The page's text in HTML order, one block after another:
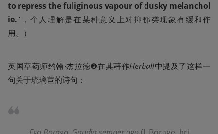
to repress the fuliginous vapour of dusky melanchol
ie." ，个人理解是在某种意义上对抑郁类现象有缓和作
用。）
英国草药师约翰·杰拉德❸在其著作Herball中提及了这样一
句关于琉璃苣的诗句：